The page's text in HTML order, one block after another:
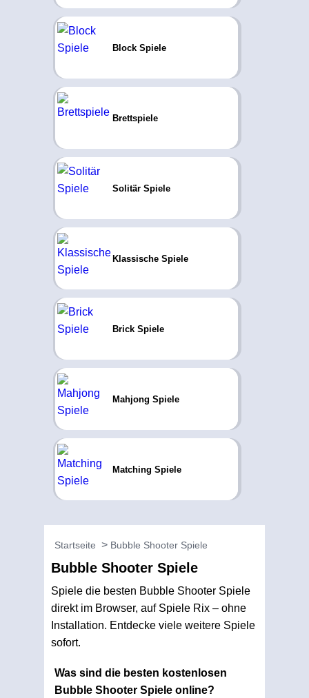
Block Spiele
Brettspiele
Solitär Spiele
Klassische Spiele
Brick Spiele
Mahjong Spiele
Matching Spiele
Startseite Bubble Shooter Spiele
Bubble Shooter Spiele
Spiele die besten Bubble Shooter Spiele
direkt im Browser, auf Spiele Rix – ohne
Installation. Entdecke viele weitere Spiele
sofort.
Was sind die besten kostenlosen
Bubble Shooter Spiele online?